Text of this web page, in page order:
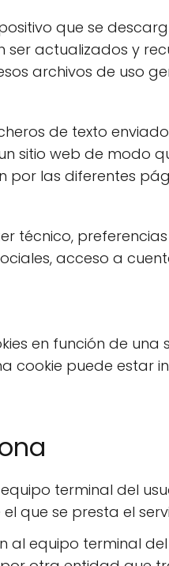
que se
actualizados y
archivos de uso
de texto
sitio web de modo
las diferentes
técnico,
acceso a
en función de una
cookie puede estar
terminal del
que se presta el
al equipo terminal